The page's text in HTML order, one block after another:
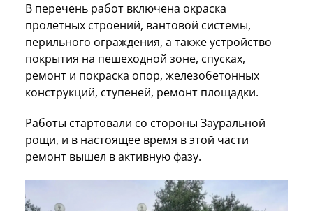
В перечень работ включена окраска
пролетных строений, вантовой системы,
перильного ограждения, а также устройство
покрытия на пешеходной зоне, спусках,
ремонт и покраска опор, железобетонных
конструкций, ступеней, ремонт площадки.
Работы стартовали со стороны Зауральной
рощи, и в настоящее время в этой части
ремонт вышел в активную фазу.